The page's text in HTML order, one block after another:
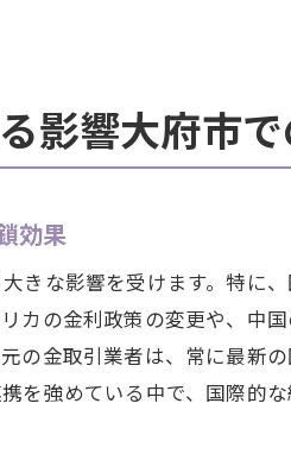
気候が金市場に与える短期的
を考慮した大府市の金投資戦略
金取引に役立つ最新情報の活
化するための大府市相場情報
新経済ニュースが金取引に
ける金相場のトレンド分析
した大府市の金投資戦略
の金取引における最新のリスク
影響大府市
効果
きな影響を受けます。特に
カの金利政策の変更や、中
の金取引業者は、常に最新
を強めている中で、国際的